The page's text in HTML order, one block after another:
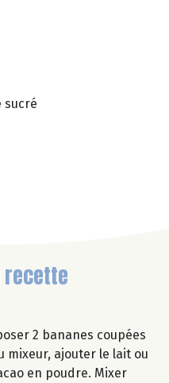
sucré
recette
2 bananes coupées
mixeur, ajouter le lait ou
en poudre. Mixer